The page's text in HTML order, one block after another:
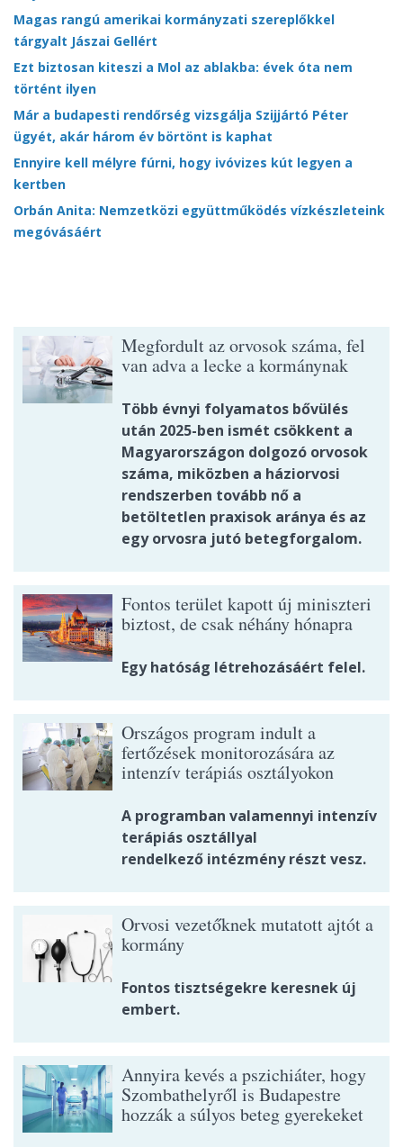
Magas rangú amerikai kormányzati szereplőkkel
tárgyalt Jászai Gellért
Ezt biztosan kiteszi a Mol az ablakba: évek óta nem
történt ilyen
Már a budapesti rendőrség vizsgálja Szijjártó Péter
ügyét, akár három év börtönt is kaphat
Ennyire kell mélyre fúrni, hogy ivóvizes kút legyen a
kertben
Orbán Anita: Nemzetközi együttműködés vízkészleteink
megóvásáért
Megfordult az orvosok száma, fel
van adva a lecke a kormánynak
Több évnyi folyamatos bővülés
után 2025-ben ismét csökkent a
Magyarországon dolgozó orvosok
száma, miközben a háziorvosi
rendszerben tovább nő a
betöltetlen praxisok aránya és az
egy orvosra jutó betegforgalom.
Fontos terület kapott új miniszteri
biztost, de csak néhány hónapra
Egy hatóság létrehozásáért felel.
Országos program indult a
fertőzések monitorozására az
intenzív terápiás osztályokon
A programban valamennyi intenzív
terápiás osztállyal
rendelkező intézmény részt vesz.
Orvosi vezetőknek mutatott ajtót a
kormány
Fontos tisztségekre keresnek új
embert.
Annyira kevés a pszichiáter, hogy
Szombathelyről is Budapestre
hozzák a súlyos beteg gyerekeket